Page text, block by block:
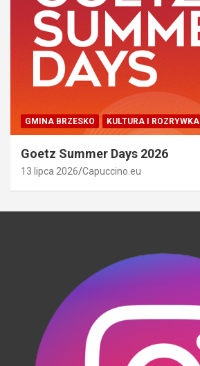
GMINA BRZESKO KULTURA I ROZRYWKA
Goetz Summer Days 2026
13 lipca 2026 Capuccino.eu